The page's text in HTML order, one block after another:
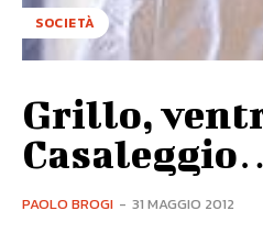
SOCIETÀ
Grillo,
PAOLO BROGI - 31 MAGGIO 2012